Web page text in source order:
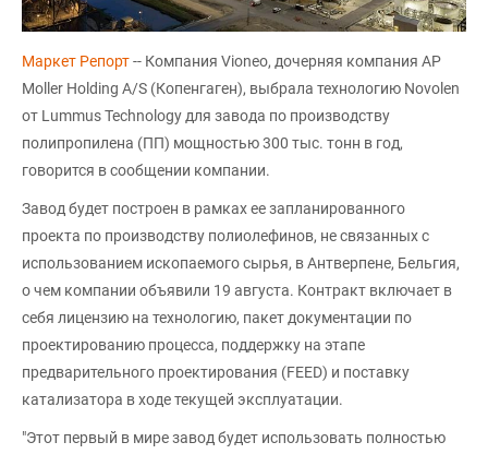
Маркет Репорт-- Компания Vioneo, дочерняя компания AP
Moller Holding A/S (Копенгаген), выбрала технологию Novolen
от Lummus Technology для завода по производству
полипропилена (ПП) мощностью 300 тыс. тонн в год,
говорится в сообщении компании.
Завод будет построен в рамках ее запланированного
проекта по производству полиолефинов, не связанных с
использованием ископаемого сырья, в Антверпене, Бельгия,
о чем компании объявили 19 августа. Контракт включает в
себя лицензию на технологию, пакет документации по
проектированию процесса, поддержку на этапе
предварительного проектирования (FEED) и поставку
катализатора в ходе текущей эксплуатации.
"Этот первый в мире завод будет использовать полностью